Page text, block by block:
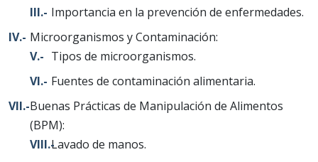
Importancia en la prevención de enfermedades.
Microorganismos y Contaminación:
Tipos de microorganismos.
Fuentes de contaminación alimentaria.
Buenas Prácticas de Manipulación de Alimentos
(BPM):
Lavado de manos.